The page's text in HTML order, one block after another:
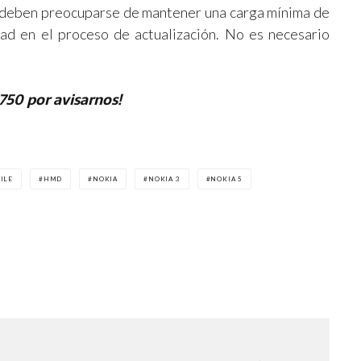
preocuparse de mantener una carga mínima de
en el proceso de actualización. No es necesario
por avisarnos!
HMD NOKIA NOKIA 3 NOKIA 5